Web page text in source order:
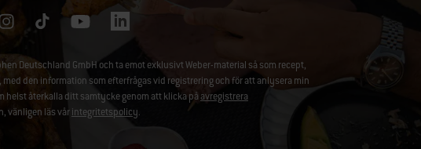
Deutschland GmbH och ta emot exklusivt Weber-material så som recept,
den information som efterfrågas vid registrering och för att anlysera min
helst återkalla ditt samtycke genom att klicka påavregistrera
vänligen läs vårintegritetspolicy.